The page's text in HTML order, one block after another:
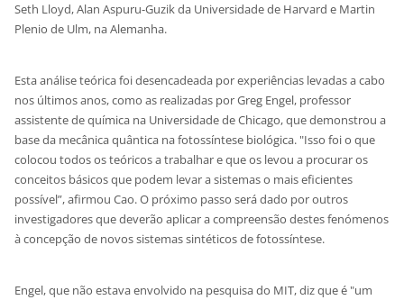
Seth Lloyd, Alan Aspuru-Guzik da Universidade de Harvard e Martin
Plenio de Ulm, na Alemanha.
Esta análise teórica foi desencadeada por experiências levadas a cabo
nos últimos anos, como as realizadas por Greg Engel, professor
assistente de química na Universidade de Chicago, que demonstrou a
base da mecânica quântica na fotossíntese biológica. "Isso foi o que
colocou todos os teóricos a trabalhar e que os levou a procurar os
conceitos básicos que podem levar a sistemas o mais eficientes
possível”, afirmou Cao. O próximo passo será dado por outros
investigadores que deverão aplicar a compreensão destes fenómenos
à concepção de novos sistemas sintéticos de fotossíntese.
Engel, que não estava envolvido na pesquisa do MIT, diz que é "um